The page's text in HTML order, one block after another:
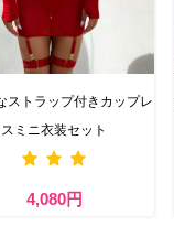
ストラップ付きカップレ
スミニ衣装セット
4,080円